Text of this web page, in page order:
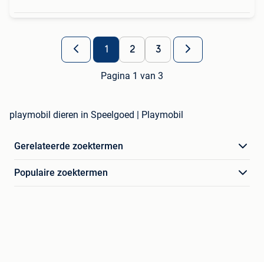
1 2 3
Pagina 1 van 3
playmobil dieren in Speelgoed | Playmobil
Gerelateerde zoektermen
Populaire zoektermen